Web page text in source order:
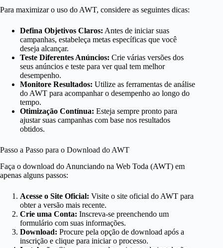
Para maximizar o uso do AWT, considere as seguintes dicas:
Defina Objetivos Claros: Antes de iniciar suas
campanhas, estabeleça metas específicas que você
deseja alcançar.
Teste Diferentes Anúncios: Crie várias versões dos
seus anúncios e teste para ver qual tem melhor
desempenho.
Monitore Resultados: Utilize as ferramentas de análise
do AWT para acompanhar o desempenho ao longo do
tempo.
Otimização Contínua: Esteja sempre pronto para
ajustar suas campanhas com base nos resultados
obtidos.
Passo a Passo para o Download do AWT
Faça o download do Anunciando na Web Toda (AWT) em
apenas alguns passos:
Acesse o Site Oficial: Visite o site oficial do AWT para
obter a versão mais recente.
Crie uma Conta: Inscreva-se preenchendo um
formulário com suas informações.
Download: Procure pela opção de download após a
inscrição e clique para iniciar o processo.